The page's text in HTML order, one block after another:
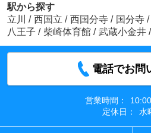
駅から探す
立川
/ 西国立 / 西国分寺 / 国分寺 /
八王子 / 柴崎体育館 / 武蔵小金井 /
電話でお問
営業時間：
定休日：
水